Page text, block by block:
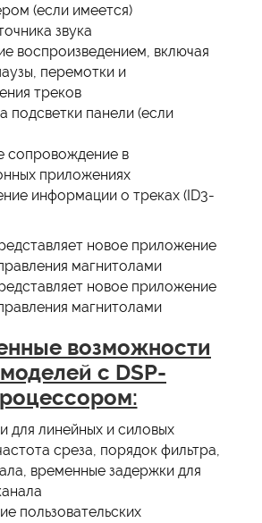
(если имеется)
звука
воспроизведением, включая
перемотки и
треков
подсветки панели (если
сопровождение в
приложениях
информации о треках (ID3-
возможности
с DSP-
для линейных и силовых
среза, порядок фильтра,
временные задержки для
пользовательских